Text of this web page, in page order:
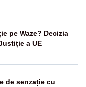
pe Waze? Decizia
a UE
de senzație cu